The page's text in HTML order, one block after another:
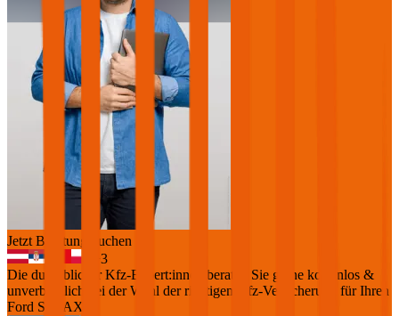
Jetzt Beratung buchen
+3
Die durchblicker Kfz-Expert:innen beraten Sie gerne kostenlos &
unverbindlich bei der Wahl der richtigen Kfz-Versicherung für Ihren
Ford S-MAX